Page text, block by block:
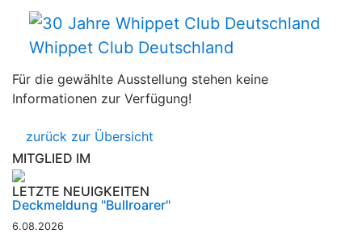
Whippet Club Deutschland
Für die gewählte Ausstellung stehen keine
Informationen zur Verfügung!
zurück zur Übersicht
MITGLIED IM
LETZTE NEUIGKEITEN
Deckmeldung "Bullroarer"
6.08.2026